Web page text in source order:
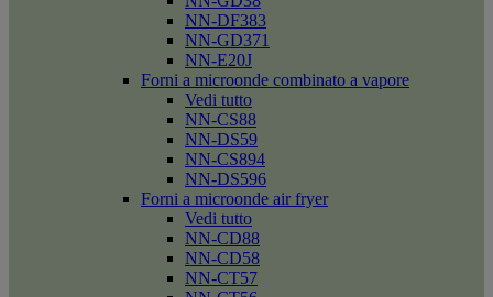
NN-DF383
NN-GD371
NN-E20J
Forni a microonde combinato a vapore
Vedi tutto
NN-CS88
NN-DS59
NN-CS894
NN-DS596
Forni a microonde air fryer
Vedi tutto
NN-CD88
NN-CD58
NN-CT57